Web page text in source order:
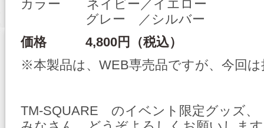
カラー ネイビー／イエロー
グレー ／シルバー
価格 4,800円（税込）
※本製品は、WEB専売品ですが、今回
TM-SQUARE のイベント限定グッズ、